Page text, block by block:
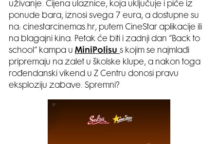
uživanje. Cijena ulaznice, koja uključuje i piće iz
ponude bara, iznosi svega 7 eura, a dostupne su
na: cinestarcinemas.hr, putem CineStar aplikacije ili
na blagajni kina. Petak će biti i zadnji dan “Back to
school” kampa u MiniPolisu s kojim se najmlađi
pripremaju na zalet u školske klupe, a nakon toga
rođendanski vikend u Z Centru donosi pravu
eksploziju zabave. Spremni?